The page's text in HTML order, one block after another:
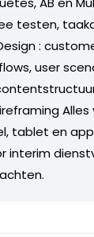
testen,
:
user
Alles
tablet en
interim